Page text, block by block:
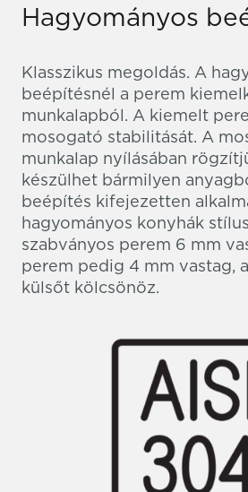
Hagyományos
Klasszikus megoldás. A
beépítésnél a perem
munkalapból. A kiemelt
mosogató stabilitását. A
munkalap nyílásában
készülhet bármilyen
beépítés kifejezetten
hagyományos konyhák
szabványos perem 6 mm
perem pedig 4 mm vastag,
külsőt kölcsönöz.